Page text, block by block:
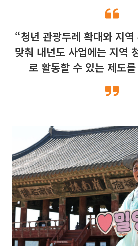
“청년 관광두레 확대와 지
맞춰 내년도 사업에는 지역
로 활동할 수 있는 제도